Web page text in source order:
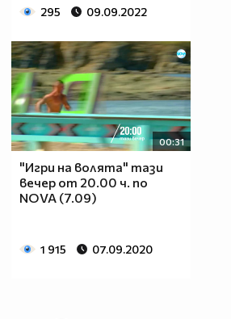
295 09.09.2022
00:31
"Игри на волята" тази
вечер от 20.00 ч. по
NOVA (7.09)
1 915 07.09.2020